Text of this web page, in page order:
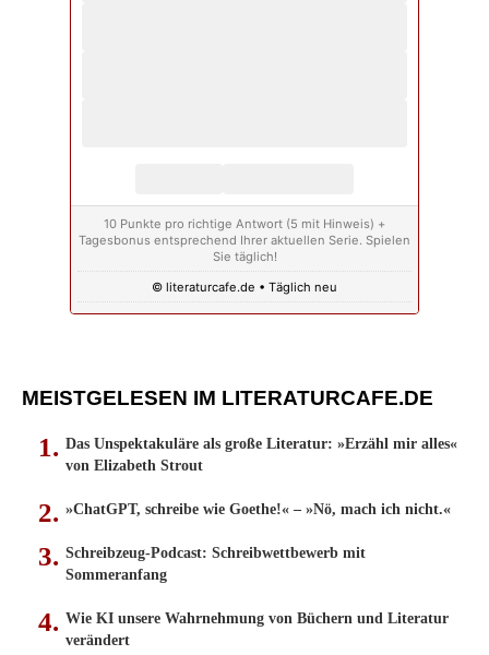
10 Punkte pro richtige Antwort (5 mit Hinweis) +
Tagesbonus entsprechend Ihrer aktuellen Serie. Spielen
Sie täglich!
© literaturcafe.de • Täglich neu
MEISTGELESEN IM LITERATURCAFE.DE
Das Unspektakuläre als große Literatur: »Erzähl mir alles«
von Elizabeth Strout
»ChatGPT, schreibe wie Goethe!« – »Nö, mach ich nicht.«
Schreibzeug-Podcast: Schreibwettbewerb mit
Sommeranfang
Wie KI unsere Wahrnehmung von Büchern und Literatur
verändert